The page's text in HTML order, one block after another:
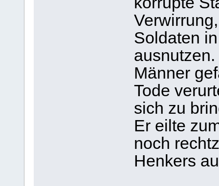
Soldaten
Männer
Tode
sich zu
Er eilte
noch
Henkers